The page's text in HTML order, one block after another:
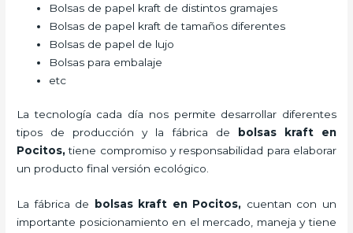
Bolsas de papel kraft de distintos gramajes
Bolsas de papel kraft de tamaños diferentes
Bolsas de papel de lujo
Bolsas para embalaje
etc
La tecnología cada día nos permite desarrollar diferentes
tipos de producción y la fábrica de
bolsas kraft en
Pocitos,tiene compromiso y responsabilidad para elaborar
un producto final versión ecológico.
La fábrica de bolsas kraft en Pocitos, cuentan con un
importante posicionamiento en el mercado,
maneja y tiene